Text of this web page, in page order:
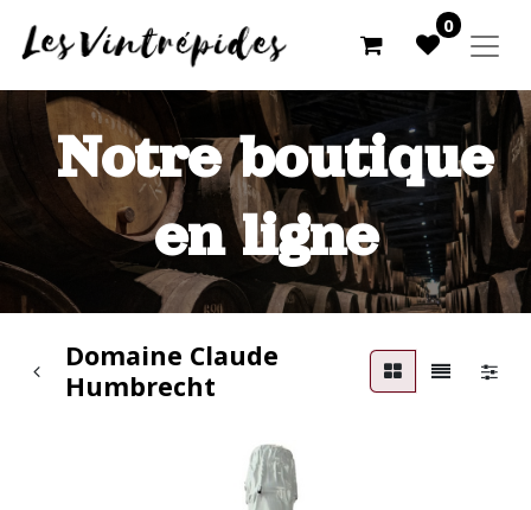
0
Notre boutique
en ligne
Domaine Claude
Humbrecht